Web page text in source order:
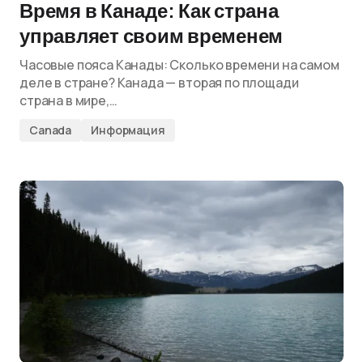
Время в Канаде: Как страна
управляет своим временем
Часовые пояса Канады: Сколько времени на самом
деле в стране? Канада — вторая по площади
страна в мире,…
Canada Информация